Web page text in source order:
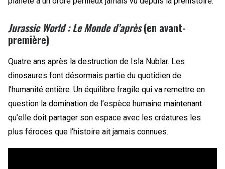
Jurassic World : Le Monde d’après(en avant-
première)
Quatre ans après la destruction de Isla Nublar. Les
dinosaures font désormais partie du quotidien de
l’humanité entière. Un équilibre fragile qui va remettre en
question la domination de l’espèce humaine maintenant
qu’elle doit partager son espace avec les créatures les
plus féroces que l’histoire ait jamais connues.